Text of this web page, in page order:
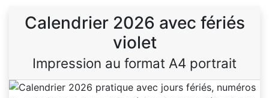
Calendrier 2026 avec fériés
violet
Impression au format A4 portrait